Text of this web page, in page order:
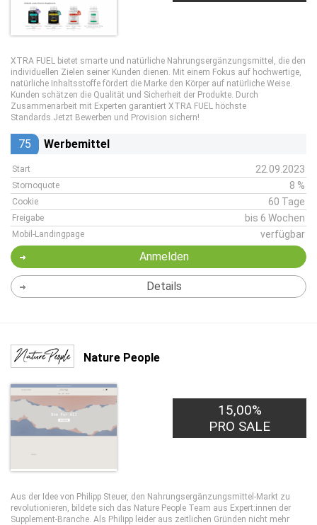
XTRA FUEL bietet smarte und natürliche Nahrungsergänzungsmittel, die den
individuellen Zielen seiner Kunden dienen. Mit einem Fokus auf hochwertige,
natürliche Inhaltsstoffe fördert die Marke den Körper auf natürliche Weise.
Kunden schätzen die Qualität und Sicherheit der Produkte. Durch
Zusammenarbeit mit Experten garantiert XTRA FUEL höchste
Standards.Jetzt Bewerben und Provision sichern!
75 Werbemittel
Start 22.09.2023
Stornoquote 8 %
Cookie 60 Tage
Freigabe bis 6 Wochen
Mobil-Landingpage verfügbar
Anmelden
Details
Nature People
15,00%
PRO SALE
Aus der Idee von Philipp Steuer, den Nahrungsergänzungsmittel-Markt zu
revolutionieren, bildete sich das Nature People Team aus Expert:innen der
Supplement-Branche. Als Philipp leider aus zeitlichen Gründen nicht mehr